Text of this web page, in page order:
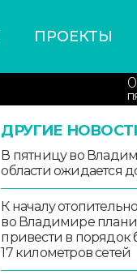
ПРОЕКТЫ
ДРУГИЕ
В пятницу во
области ожидается
К началу
во Владимире
привести в порядок
17 километров сетей